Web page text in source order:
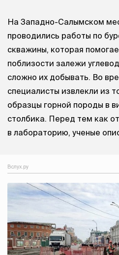
На Западно-Салымском
проводились работы по
скважины, которая
поблизости залежи
сложно их добывать. Во
специалисты извлекли из
образцы горной породы в
столбика. Перед тем как
в лабораторию, ученые
Вслух.ру